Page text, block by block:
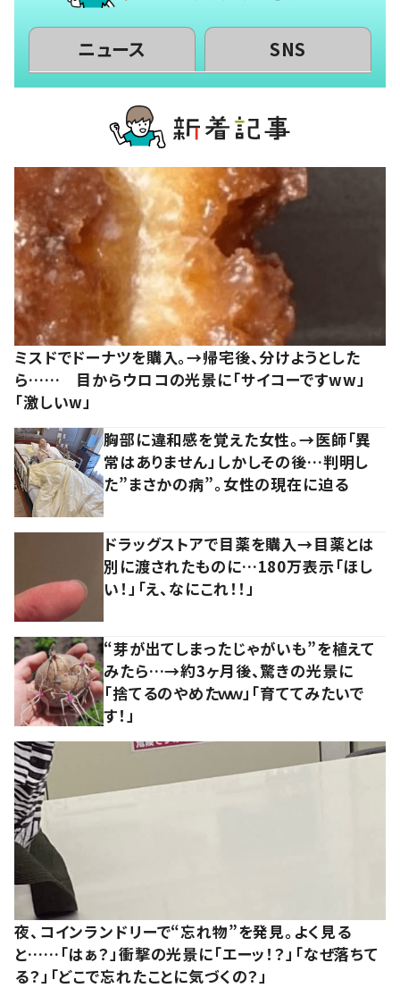
ニュース SNS
ミスドでドーナツを購入。→帰宅後、分けようとした
ら…… 目からウロコの光景に「サイコーですww」
「激しいw」
胸部に違和感を覚えた女性。→医師「異
常はありません」しかしその後…判明し
た”まさかの病”。女性の現在に迫る
ドラッグストアで目薬を購入→目薬とは
別に渡されたものに…180万表示「ほし
い！」「え、なにこれ！！」
“芽が出てしまったじゃがいも”を植えて
みたら…→約3ヶ月後、驚きの光景に
「捨てるのやめたｗｗ」「育ててみたいで
す！」
夜、コインランドリーで“忘れ物”を発見。よく見る
と……「はぁ？」衝撃の光景に「エーッ！？」「なぜ落ちて
る？」「どこで忘れたことに気づくの？」